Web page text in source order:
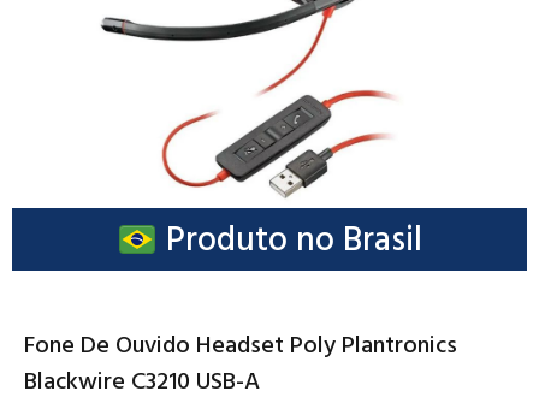
Produto no Brasil
Fone De Ouvido Headset Poly Plantronics
Blackwire C3210 USB-A